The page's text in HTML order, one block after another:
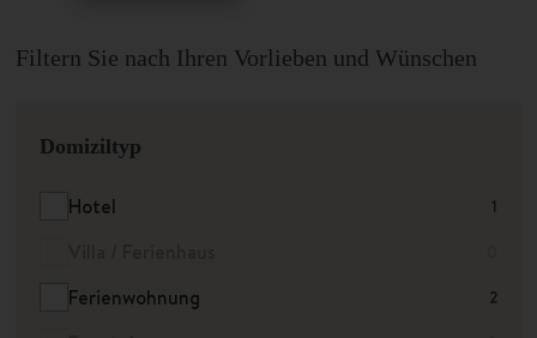
Filtern Sie nach Ihren Vorlieben und Wünschen
Domiziltyp
Hotel 1
Ferienwohnung 2